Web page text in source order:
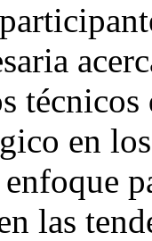
en
enfoque
las